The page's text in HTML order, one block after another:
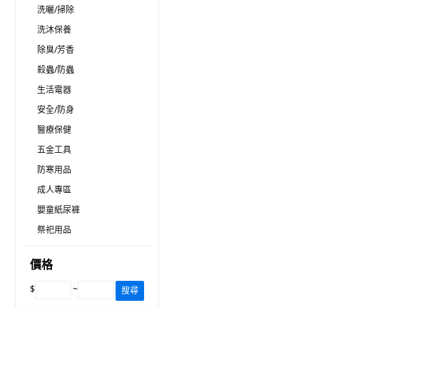
洗曬/掃除
洗沐保養
除臭/芳香
殺蟲/防蟲
生活電器
安全/防身
醫療保健
五金工具
防寒用品
成人專區
嬰童紙尿褲
祭祀用品
價格
$ ~ 搜尋